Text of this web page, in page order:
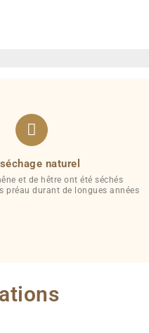
naturel
et de hêtre ont été séchés
préau durant de longues années